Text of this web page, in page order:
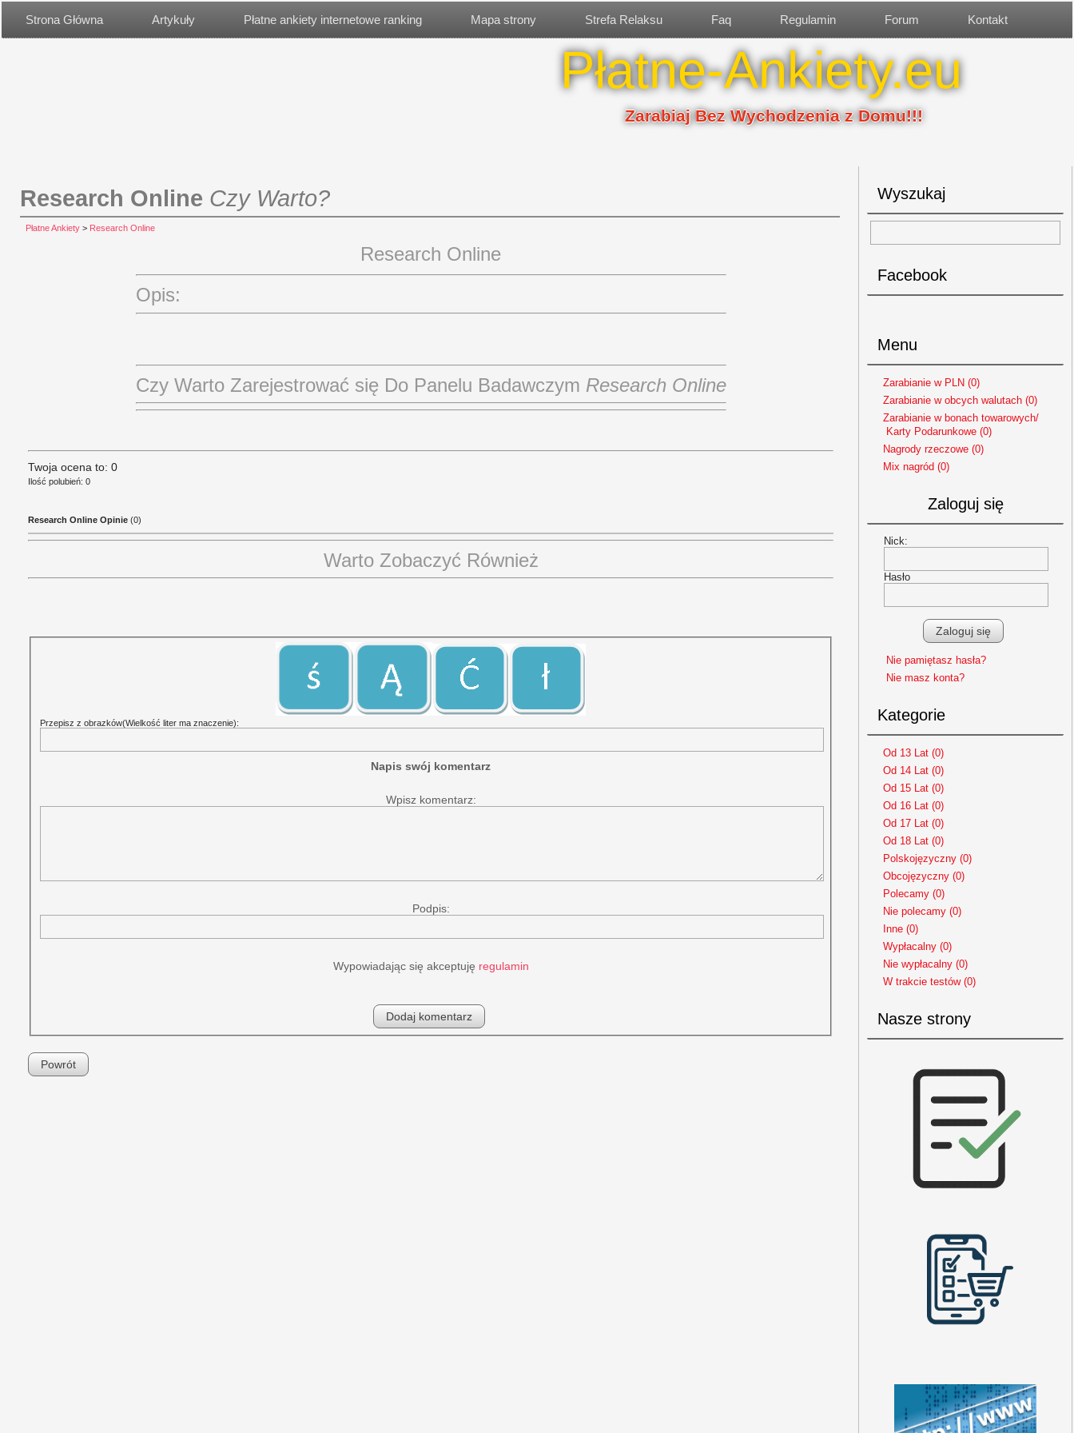
Strona Główna Artykuły Płatne ankiety internetowe ranking Mapa strony Strefa Relaksu Faq Regulamin Forum Kontakt
Płatne-Ankiety.eu
Zarabiaj Bez Wychodzenia z Domu!!!
Research Online Czy Warto?
Płatne Ankiety > Research Online
Research Online
Opis:
Czy Warto Zarejestrować się Do Panelu Badawczym Research Online
Twoja ocena to: 0
Ilość polubień: 0
Research Online Opinie (0)
Warto Zobaczyć Również
Przepisz z obrazków(Wielkość liter ma znaczenie):
Napis swój komentarz
Wpisz komentarz:
Podpis:
Wypowiadając się akceptuję regulamin
Powrót
Wyszukaj
Facebook
Menu
Zarabianie w PLN (0)
Zarabianie w obcych walutach (0)
Zarabianie w bonach towarowych/
Karty Podarunkowe (0)
Nagrody rzeczowe (0)
Mix nagród (0)
Zaloguj się
Nick:
Hasło
Nie pamiętasz hasła?
Nie masz konta?
Kategorie
Od 13 Lat (0)
Od 14 Lat (0)
Od 15 Lat (0)
Od 16 Lat (0)
Od 17 Lat (0)
Od 18 Lat (0)
Polskojęzyczny (0)
Obcojęzyczny (0)
Polecamy (0)
Nie polecamy (0)
Inne (0)
Wypłacalny (0)
Nie wypłacalny (0)
W trakcie testów (0)
Nasze strony